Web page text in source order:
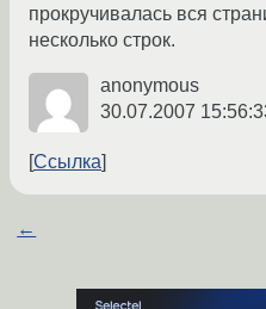
прокручивалась вся
несколько строк.
anonymous
30.07.2007
Ссылка
←